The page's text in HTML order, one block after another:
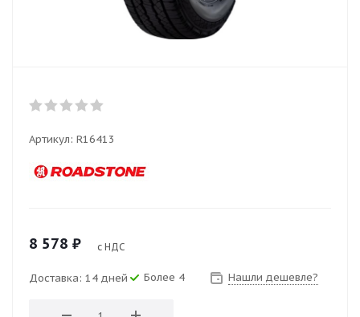
Артикул: R16413
8 578 ₽ с НДС
Доставка: 14 дней Более 4 Нашли дешевле?